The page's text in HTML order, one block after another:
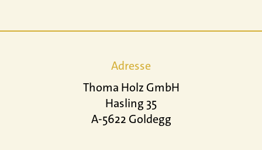
Adresse
Thoma Holz GmbH
Hasling 35
A-5622 Goldegg